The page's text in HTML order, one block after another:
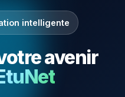
intelligente
avenir